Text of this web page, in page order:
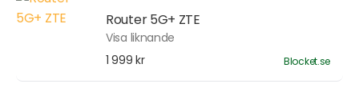
Router 5G+ ZTE
Visa liknande
1 999 kr
Blocket.se